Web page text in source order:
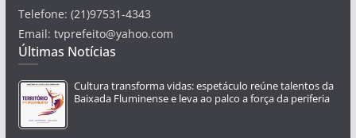
Telefone: (21)97531-4343
Email: tvprefeito@yahoo.com
Últimas Notícias
Cultura transforma vidas: espetáculo reúne talentos da
Baixada Fluminense e leva ao palco a força da periferia